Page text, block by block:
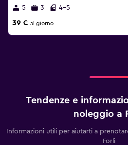
5 3 4-5
39 € al giorno
Tendenze e
noleggio a
Informazioni utili per aiutarti a
Forlì